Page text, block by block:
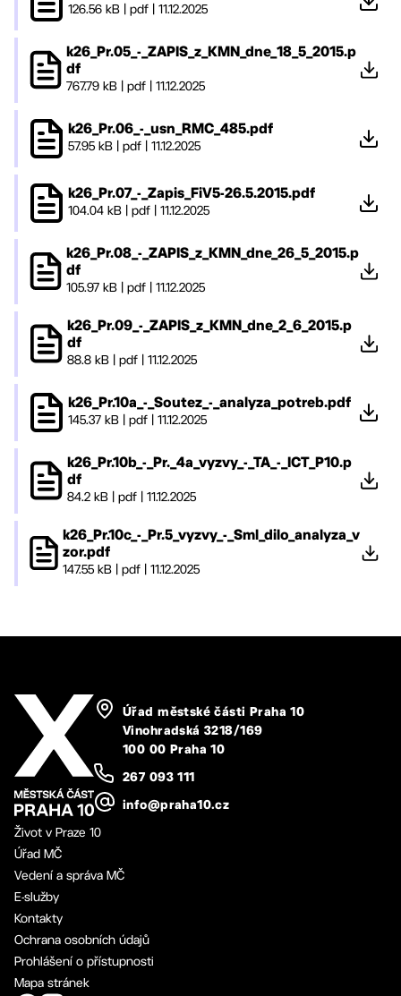
126.56 kB pdf 11.12.2025
k26_Pr.05_-_ZAPIS_z_KMN_dne_18_5_2015.p
df
767.79 kB |pdf |11.12.2025
k26_Pr.06_-_usn_RMC_485.pdf
57.95 kB pdf 11.12.2025
k26_Pr.07_-_Zapis_FiV5-26.5.2015.pdf
104.04 kB pdf 11.12.2025
k26_Pr.08_-_ZAPIS_z_KMN_dne_26_5_2015.p
df
105.97 kB| pdf| 11.12.2025
k26_Pr.09_-_ZAPIS_z_KMN_dne_2_6_2015.p
df
88.8 kB| pdf| 11.12.2025
k26_Pr.10a_-_Soutez_-_analyza_potreb.pdf
145.37 kB pdf 11.12.2025
k26_Pr.10b_-_Pr._4a_vyzvy_-_TA_-_ICT_P10.p
df
84.2 kB| pdf| 11.12.2025
k26_Pr.10c_-_Pr.5_vyzvy_-_Sml_dilo_analyza_v
zor.pdf
147.55 kB| pdf| 11.12.2025
Úřad městské části Praha 10
Vinohradská 3218/169
100 00 Praha 10
267 093 111
info@praha10.cz
Život v Praze 10
Úřad MČ
Vedení a správa MČ
E-služby
Kontakty
Ochrana osobních údajů
Prohlášení o přístupnosti
Mapa stránek